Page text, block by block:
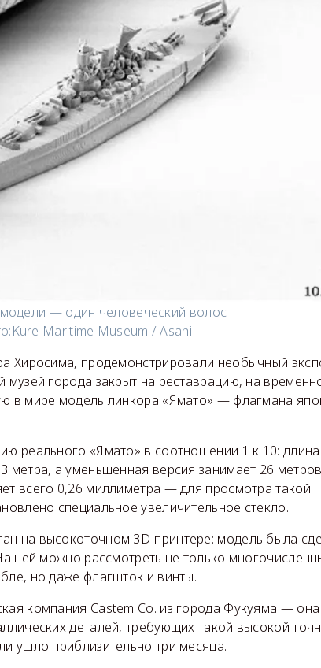
— один человеческий волос
Kure Maritime Museum / Asahi
Хиросима, продемонстрировали необычный
музей города закрыт на реставрацию, на
в мире модель линкора «Ямато» — флагмана
реального «Ямато» в соотношении 1 к 10: длина
метра, а уменьшенная версия занимает 26
всего 0,26 миллиметра — для просмотра такой
специальное увеличительное стекло.
на высокоточном 3D-принтере: модель была
ней можно рассмотреть не только
но даже флагшток и винты.
компания Castem Co. из города Фукуяма — она
деталей, требующих такой высокой
ушло приблизительно три месяца.